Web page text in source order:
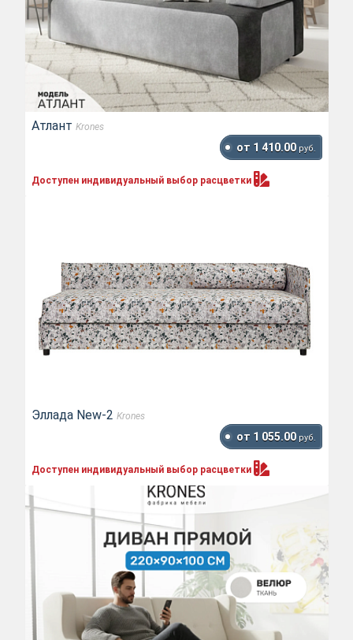
Атлант Krones
от 1 410.00 руб.
Доступен индивидуальный выбор расцветки
Эллада New-2 Krones
от 1 055.00 руб.
Доступен индивидуальный выбор расцветки